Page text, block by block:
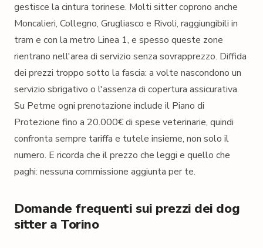
gestisce la cintura torinese. Molti sitter coprono anche
Moncalieri, Collegno, Grugliasco e Rivoli, raggiungibili in
tram e con la metro Linea 1, e spesso queste zone
rientrano nell'area di servizio senza sovrapprezzo. Diffida
dei prezzi troppo sotto la fascia: a volte nascondono un
servizio sbrigativo o l'assenza di copertura assicurativa.
Su Petme ogni prenotazione include il Piano di
Protezione fino a 20.000€ di spese veterinarie, quindi
confronta sempre tariffa e tutele insieme, non solo il
numero. E ricorda che il prezzo che leggi e quello che
paghi: nessuna commissione aggiunta per te.
Domande frequenti sui prezzi dei dog
sitter a Torino